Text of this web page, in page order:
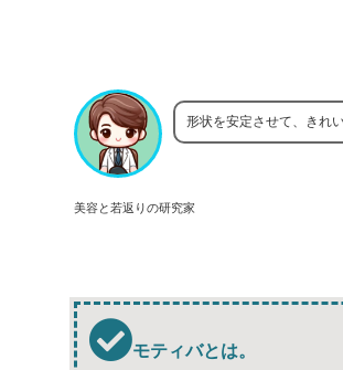
美容と若返りの研究家
形状を安定させて、きれ
モティバとは。